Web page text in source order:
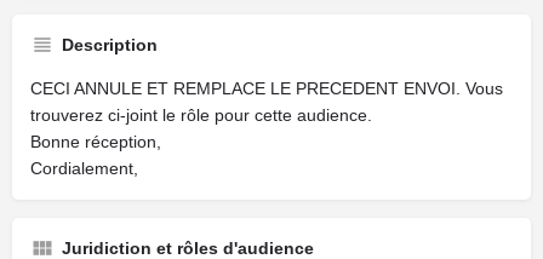
Description
CECI ANNULE ET REMPLACE LE PRECEDENT ENVOI. Vous
trouverez ci-joint le rôle pour cette audience.
Bonne réception,
Cordialement,
Juridiction et rôles d'audience